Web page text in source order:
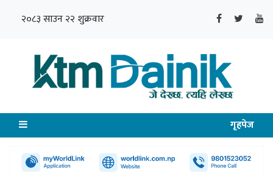
२०८३ साउन २२ शुक्रवार
गृहपेज